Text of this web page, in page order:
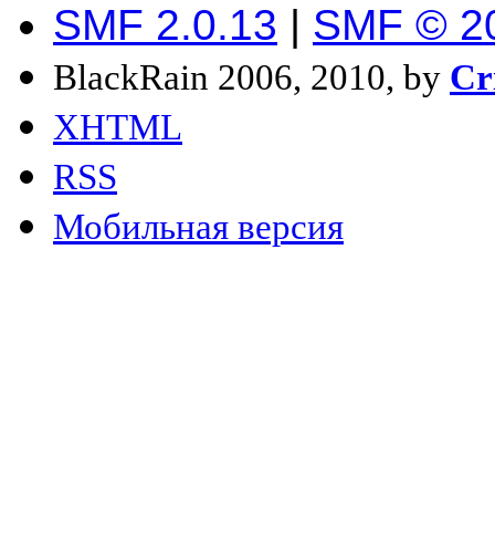
SMF 2.0.13 | SMF ©
BlackRain 2006, 2010, by
XHTML
RSS
Мобильная версия